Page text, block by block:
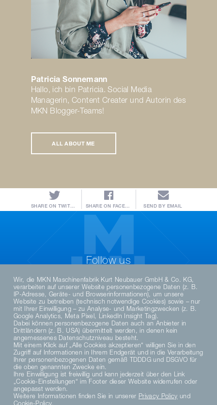
Patricia Sonnemann
Hallo, ich bin Patricia. Social Media
Managerin, Content Creater und Autorin des
MKN Blogger-Teams!
ALL ABOUT ME
SHARE ON TWITTER SHARE ON FACEBOOK SEND BY EMAIL
Follow us
DE
PRIVACY POLICY
DATENSCHUTZERKLÄRUNG SOCIAL MEDIA
Wir, die MKN Maschinenfabrik Kurt Neubauer GmbH & Co. KG,
verarbeiten auf unserer Website personenbezogene Daten (z. B.
IP-Adresse, Geräte- und Browserinformationen), um unsere
Website zu betreiben (technisch notwendige Cookies) sowie – nur
mit Ihrer Einwilligung – zu Analyse- und Marketingzwecken (z. B.
Google Analytics, Meta Pixel, LinkedIn Insight Tag).
Dabei können personenbezogene Daten auch an Anbieter in
Drittländern (z. B. USA) übermittelt werden, in denen kein
angemessenes Datenschutzniveau besteht.
Mit einem Klick auf „Alle Cookies akzeptieren“ willigen Sie in den
Zugriff auf Informationen in Ihrem Endgerät und in die Verarbeitung
Ihrer personenbezogenen Daten gemäß TDDDG und DSGVO für
die oben genannten Zwecke ein.
Ihre Einwilligung ist freiwillig und kann jederzeit über den Link
„Cookie-Einstellungen“ im Footer dieser Website widerrufen oder
angepasst werden.
Weitere Informationen finden Sie in unserer Privacy Policy und
Cookie-Policy.